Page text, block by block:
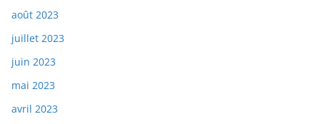
août 2023
juillet 2023
juin 2023
mai 2023
avril 2023